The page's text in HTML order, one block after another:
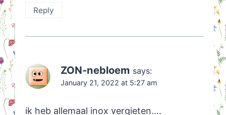
Reply
ZON-nebloem says:
January 21, 2022 at 5:27 am
ik heb allemaal inox vergieten….